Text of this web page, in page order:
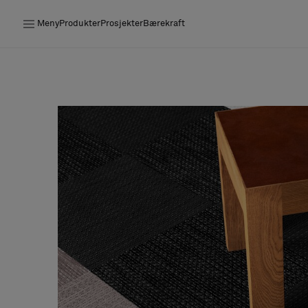
MenyProdukterProsjekterBærekraft
Bærekraft
Installation
Vedlikehold
Samarbeid med designere
Stories